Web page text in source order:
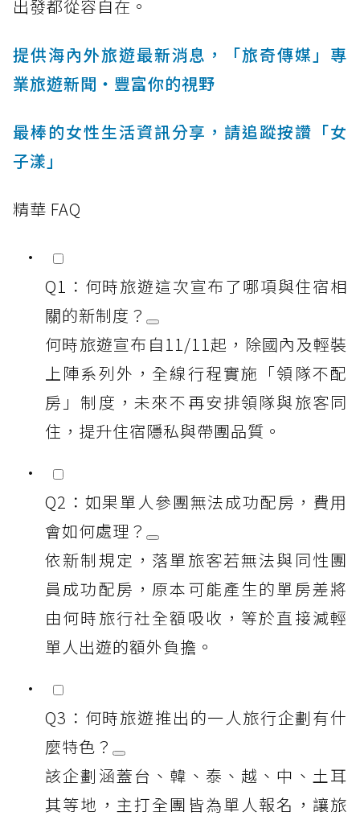
出發都從容自在。
提供海內外旅遊最新消息，「旅奇傳媒」專
業旅遊新聞‧豐富你的視野
最棒的女性生活資訊分享，請追蹤按讚「女
子漾」
精華 FAQ
Q1：何時旅遊這次宣布了哪項與住宿相
關的新制度？
何時旅遊宣布自11/11起，除國內及輕裝
上陣系列外，全線行程實施「領隊不配
房」制度，未來不再安排領隊與旅客同
住，提升住宿隱私與帶團品質。
Q2：如果單人參團無法成功配房，費用
會如何處理？
依新制規定，落單旅客若無法與同性團
員成功配房，原本可能產生的單房差將
由何時旅行社全額吸收，等於直接減輕
單人出遊的額外負擔。
Q3：何時旅遊推出的一人旅行企劃有什
麼特色？
該企劃涵蓋台、韓、泰、越、中、土耳
其等地，主打全團皆為單人報名，讓旅